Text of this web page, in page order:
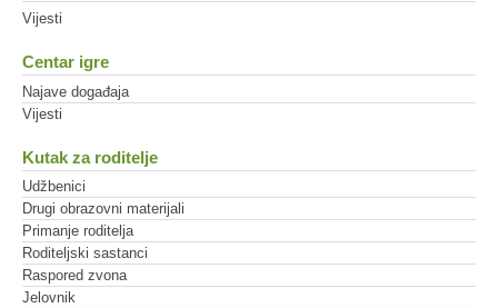
Vijesti
Centar igre
Najave događaja
Vijesti
Kutak za roditelje
Udžbenici
Drugi obrazovni materijali
Primanje roditelja
Roditeljski sastanci
Raspored zvona
Jelovnik